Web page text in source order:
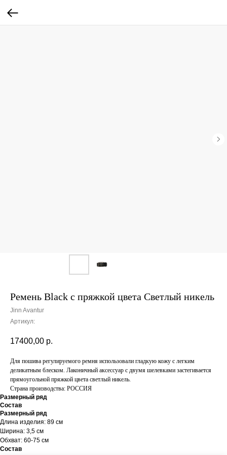
Ремень Black с пряжкой цвета Светлый никель
Jinn Avantur
Артикул:
17400,00 р.
Для пошива регулируемого ремня использовали гладкую кожу с легким
деликатным блеском. Лаконичный аксессуар с двумя шелевками застегивается
прямоугольной пряжкой цвета светлый никель.
Страна производства: РОССИЯ
Размерный ряд
Состав
Размерный ряд
Длина изделия: 89 см
Ширина: 3,5 см
Обхват: 60-75 см
Состав